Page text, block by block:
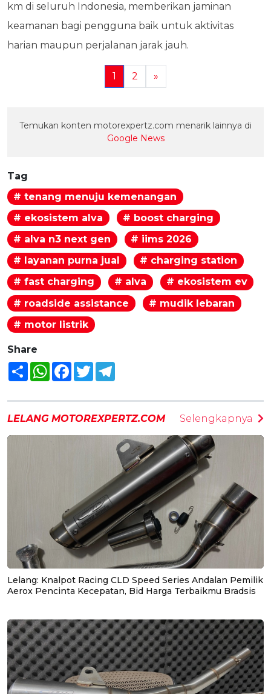
km di seluruh Indonesia, memberikan jaminan
keamanan bagi pengguna baik untuk aktivitas
harian maupun perjalanan jarak jauh.
1 2 »
Temukan konten motorexpertz.com menarik lainnya di
Google News
Tag
# tenang menuju kemenangan
# ekosistem alva
# boost charging
# alva n3 next gen
# iims 2026
# layanan purna jual
# charging station
# fast charging
# alva
# ekosistem ev
# roadside assistance
# mudik lebaran
# motor listrik
Share
Share WhatsAppFacebook
Twitter
LELANG MOTOREXPERTZ.COM Selengkapnya
Lelang: Knalpot Racing CLD Speed Series Andalan Pemilik
Aerox Pencinta Kecepatan, Bid Harga Terbaikmu Bradsis